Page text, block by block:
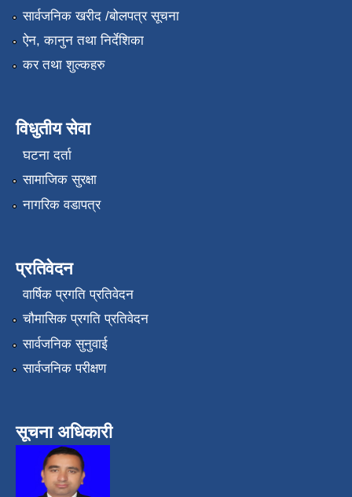
सार्वजनिक खरीद /बोलपत्र सूचना
ऐन, कानुन तथा निर्देशिका
कर तथा शुल्कहरु
विधुतीय सेवा
घटना दर्ता
सामाजिक सुरक्षा
नागरिक वडापत्र
प्रतिवेदन
वार्षिक प्रगति प्रतिवेदन
चौमासिक प्रगति प्रतिवेदन
सार्वजनिक सुनुवाई
सार्वजनिक परीक्षण
सूचना अधिकारी